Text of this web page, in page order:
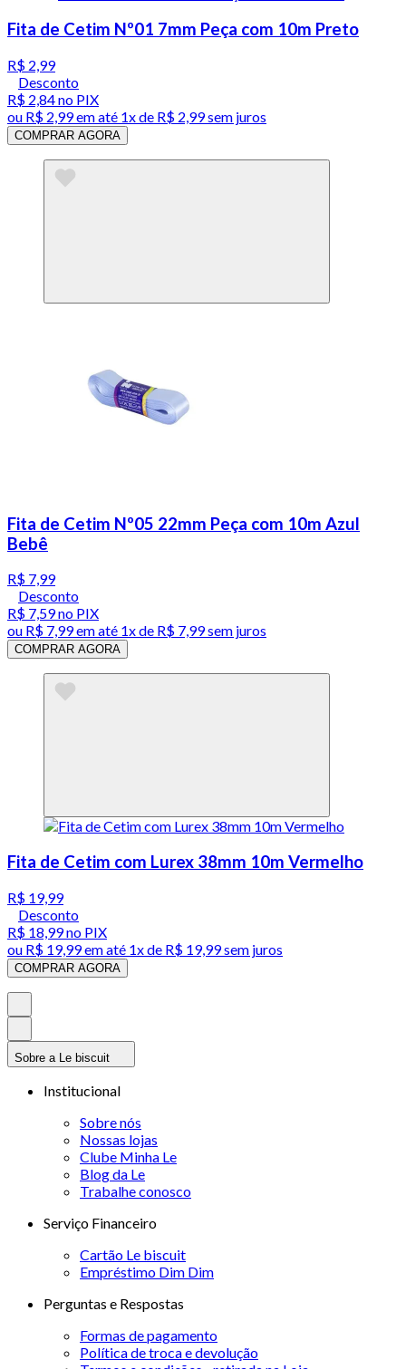
Fita de Cetim Nº01 7mm Peça com 10m Preto
R$ 2,99
Desconto
R$ 2,84no PIX
ou R$ 2,99em até 1x de R$ 2,99sem juros
COMPRAR AGORA
Fita de Cetim Nº05 22mm Peça com 10m Azul
Bebê
R$ 7,99
Desconto
R$ 7,59no PIX
ou R$ 7,99em até 1x de R$ 7,99sem juros
COMPRAR AGORA
Fita de Cetim com Lurex 38mm 10m Vermelho
R$ 19,99
Desconto
R$ 18,99no PIX
ou R$ 19,99em até 1x de R$ 19,99sem juros
COMPRAR AGORA
Sobre a Le biscuit
Institucional
Sobre nós
Nossas lojas
Clube Minha Le
Blog da Le
Trabalhe conosco
Serviço Financeiro
Cartão Le biscuit
Empréstimo Dim Dim
Perguntas e Respostas
Formas de pagamento
Política de troca e devolução